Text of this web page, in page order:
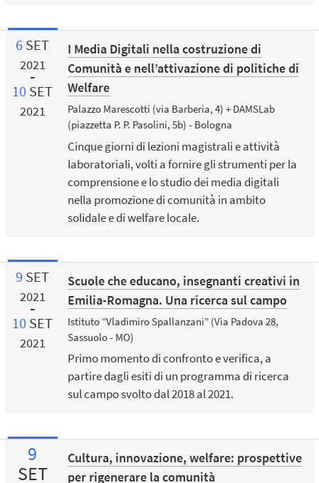
6 SET
2021
10 SET
2021
I Media Digitali nella costruzione di
Comunità e nell’attivazione di politiche di
Welfare
Palazzo Marescotti (via Barberia, 4) + DAMSLab
(piazzetta P. P. Pasolini, 5b) - Bologna
Cinque giorni di lezioni magistrali e attività
laboratoriali, volti a fornire gli strumenti per la
comprensione e lo studio dei media digitali
nella promozione di comunità in ambito
solidale e di welfare locale.
9 SET
2021
10 SET
2021
Scuole che educano, insegnanti creativi in
Emilia-Romagna. Una ricerca sul campo
Istituto “Vladimiro Spallanzani” (Via Padova 28,
Sassuolo - MO)
Primo momento di confronto e verifica, a
partire dagli esiti di un programma di ricerca
sul campo svolto dal 2018 al 2021.
9
SET
Cultura, innovazione, welfare: prospettive
per rigenerare la comunità